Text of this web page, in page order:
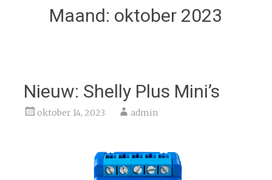
Maand: oktober 2023
Nieuw: Shelly Plus Mini’s
oktober 14, 2023 admin